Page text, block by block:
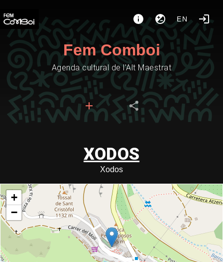
EN
Fem Comboi
Agenda cultural de l'Alt Maestrat
XODOS
Xodos
+
−